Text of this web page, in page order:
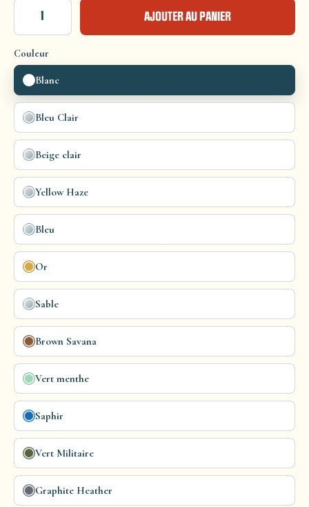
AJOUTER AU PANIER
Couleur
Blanc
Bleu Clair
Beige clair
Yellow Haze
Bleu
Or
Sable
Brown Savana
Vert menthe
Saphir
Vert Militaire
Graphite Heather